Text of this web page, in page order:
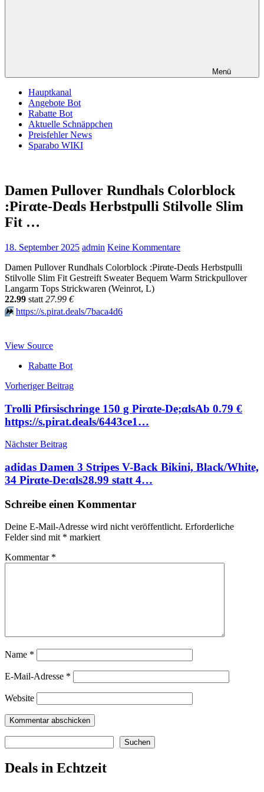
Menü
Hauptkanal
Angebote Bot
Rabatte Bot
Aktuelle Schnäppchen
Preisfehler News
Sparabo WIKI
Damen Pullover Rundhals Colorblock
:Pirαtе-Dеαls Herbstpulli Stilvolle Slim
Fit …
18. September 2025 admin Keine Kommentare
Damen Pullover Rundhals Colorblock :Pirαtе-Dеαls Herbstpulli
Stilvolle Slim Fit Gestreift Sweater Bequem Warm Strickpullover
Langarm Tops Strickwaren (Weinrot, L)
22.99 statt 27.99 €
⏩️ https://s.pirat.deals/7baca4d6
View Source
Rabatte Bot
Beitragsnavigation
Vorheriger Beitrag
Trolli Pfirsischringe 150 g Pirαtе-Dе;αlsАb 0.79 €
https://s.pirat.deals/6443ce1…
Nächster Beitrag
adidas Damen 3 Stripes V-Back Bikini, Black/White,
34 Pirαtе-Dе:αls28.99 statt 4…
Schreibe einen Kommentar
Deine E-Mail-Adresse wird nicht veröffentlicht. Erforderliche
Felder sind mit * markiert
Kommentar *
Name *
E-Mail-Adresse *
Website
Suchen
Deals in Echtzeit